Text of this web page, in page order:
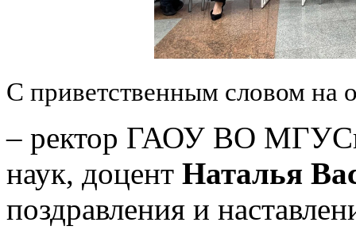
С приветственным словом на
– ректор ГАОУ ВО
наук, доцент Наталья
поздравления и